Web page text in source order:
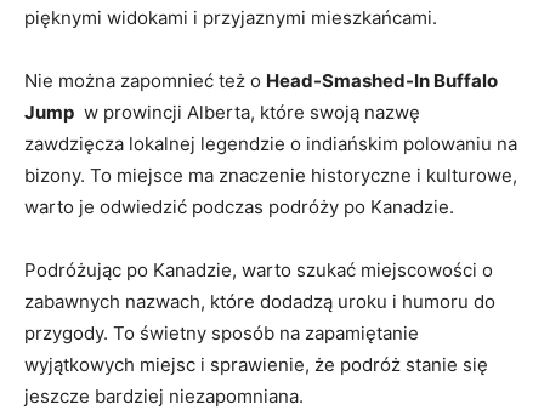
pięknymi⁢ widokami i ⁣przyjaznymi ⁢mieszkańcami.
Nie ⁣można zapomnieć też⁣ o Head-Smashed-In Buffalo
Jump ⁣ w prowincji Alberta, które​ swoją nazwę
zawdzięcza lokalnej legendzie o ‌indiańskim​ polowaniu na
bizony.⁢ To miejsce ma znaczenie historyczne i kulturowe,
⁤warto je odwiedzić podczas podróży po Kanadzie.
Podróżując ‌po Kanadzie, warto szukać miejscowości o
zabawnych nazwach, ⁢które dodadzą⁣ uroku ‌i ‍humoru do
przygody. To świetny sposób na zapamiętanie
⁢wyjątkowych miejsc i sprawienie, że podróż stanie się
jeszcze bardziej‌ niezapomniana.